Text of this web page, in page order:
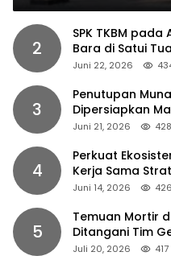
2
SPK TKBM
Bara di Satui
Juni 22, 2026
3
Penutupan
Dipersiapkan
Juni 21, 2026 428
4
Perkuat
Kerja Sama
Juni 14, 2026 426
5
Temuan Mortir
Ditangani Tim
Juli 20, 2026 417